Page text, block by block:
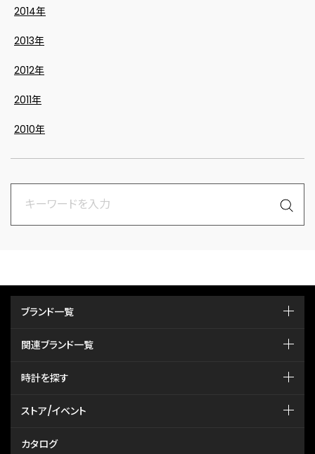
2014年
2013年
2012年
2011年
2010年
ブランド一覧
関連ブランド一覧
時計を探す
ストア/イベント
カタログ